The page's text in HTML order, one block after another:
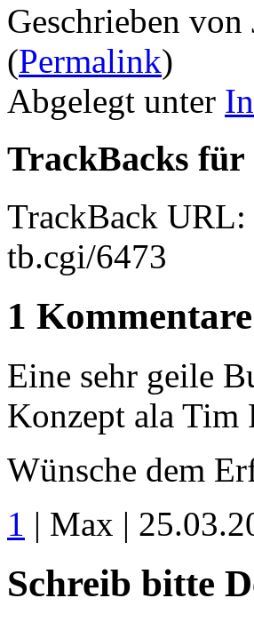
Geschrieben
(Permalink)
Abgelegt unter
TrackBacks
TrackBack
tb.cgi/6473
1
Eine sehr geile
Konzept ala Tim
Wünsche dem
1 | Max |
Schreib bitte